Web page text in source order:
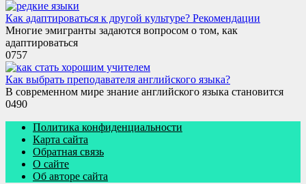
Как адаптироваться к другой культуре? Рекомендации
Многие эмигранты задаются вопросом о том, как
адаптироваться
0757
Как выбрать преподавателя английского языка?
В современном мире знание английского языка становится
0490
Политика конфиденциальности
Карта сайта
Обратная связь
О сайте
Об авторе сайта